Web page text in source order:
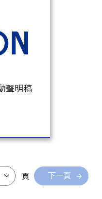
聲明稿
頁